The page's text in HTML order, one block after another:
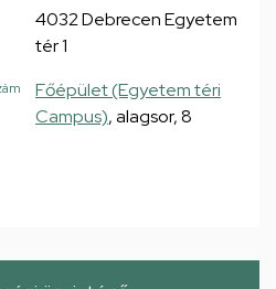
4032 Debrecen Egyetem
tér 1
Főépület (Egyetem téri
Campus), alagsor, 8